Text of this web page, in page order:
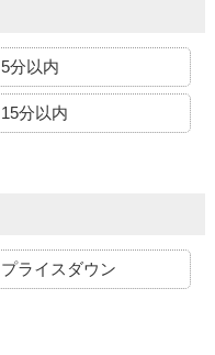
5分以内
15分以内
プライスダウン